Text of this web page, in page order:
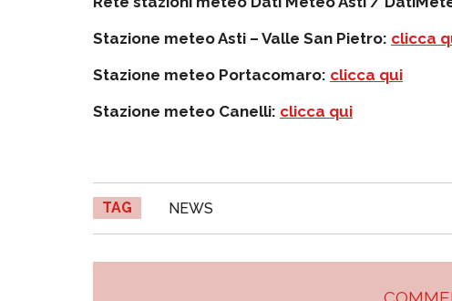
Stazione meteo Asti – Valle San Pietro: clicca
Stazione meteo Portacomaro: clicca qui
Stazione meteo Canelli: clicca qui
TAG NEWS